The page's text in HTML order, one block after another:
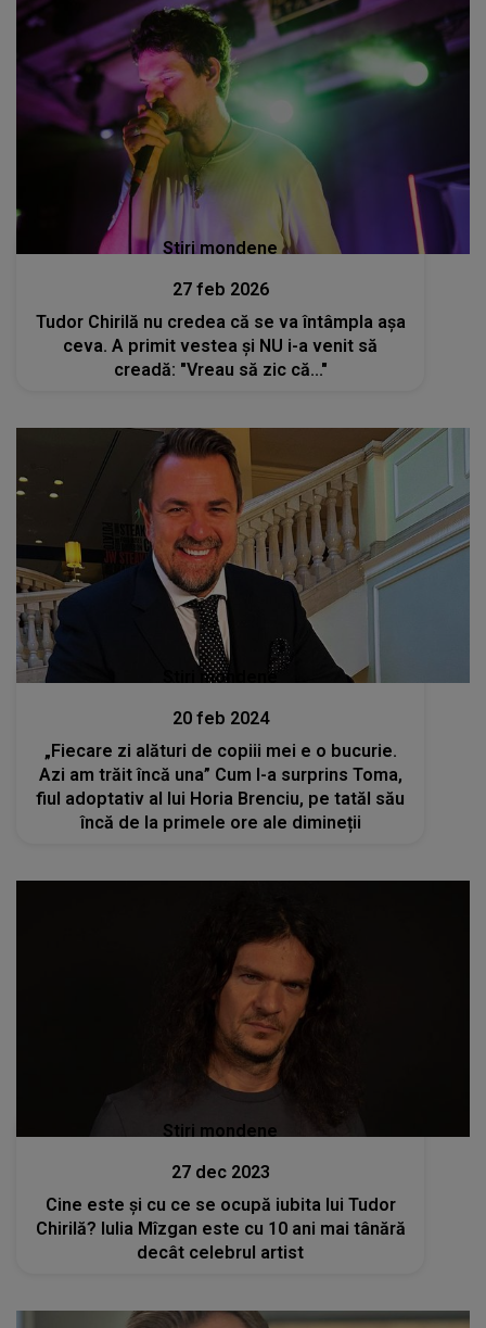
Stiri mondene
27 feb 2026
Tudor Chirilă nu credea că se va întâmpla așa
ceva. A primit vestea și NU i-a venit să
creadă: "Vreau să zic că..."
Stiri mondene
20 feb 2024
„Fiecare zi alături de copiii mei e o bucurie.
Azi am trăit încă una” Cum l-a surprins Toma,
fiul adoptativ al lui Horia Brenciu, pe tatăl său
încă de la primele ore ale dimineții
Stiri mondene
27 dec 2023
Cine este și cu ce se ocupă iubita lui Tudor
Chirilă? Iulia Mîzgan este cu 10 ani mai tânără
decât celebrul artist